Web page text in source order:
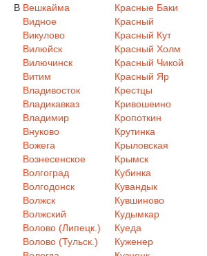
В Вешкайма
Видное
Викулово
Вилюйск
Вилючинск
Витим
Владивосток
Владикавказ
Владимир
Внуково
Вожега
Вознесенское
Волгоград
Волгодонск
Волжск
Волжский
Волово (Липецк.)
Волово (Тульск.)
Красные Баки
Красный
Красный Кут
Красный Холм
Красный Чикой
Красный Яр
Крестцы
Кривошеино
Кропоткин
Крутинка
Крыловская
Крымск
Кубинка
Кувандык
Кувшиново
Кудымкар
Куеда
Куженер